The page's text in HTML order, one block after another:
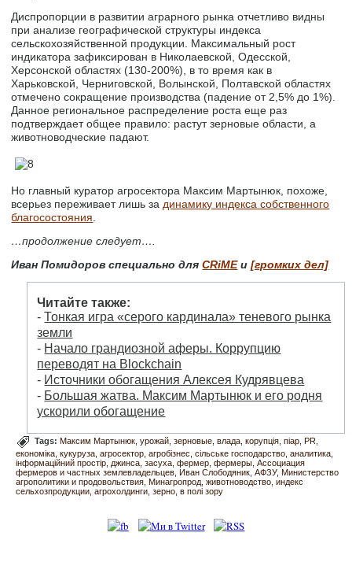
Диспропорции в развитии аграрного рынка отчетливо видны
при анализе географической структуры индекса
сельскохозяйственной продукции. Максимальный рост
индикатора зафиксирован в Николаевской, Одесской,
Херсонской областях (130-200%), в то время как в
Харьковской, Черниговской, Волынской, Полтавской областях
отмечено сокращение производства (падение от 2,5% до 1%).
Данное региональное распределение роста еще раз
подтверждает общее правило: растут зерновые области, а
животноводческие падают.
Но главный куратор агросектора Максим Мартынюк, похоже,
всерьез переживает лишь за динамику индекса собственного
благосостояния
…продолжение следует….
Иван Помидоров специально для CRiME и [громких дел]
Читайте также:
-Тонкая игра «серого кардинала» теневого рынка
земли
- Начало грандиозной аферы. Коррупцию
переводят на Blockchain
- Источники обогащения Алексея Кудрявцева
- Большая жатва. Максим Мартынюк и его родня
ускорили обогащение
Tags:Максим Мартынюк урожай зерновые влада корупція піар PR
економіка кукуруза агросектор агробізнес сільське господарство аналитика
інформаційний простір джинса засуха фермер фермеры Ассоциация
фермеров и частных землевладельцев Иван Слободяник АФЗУ Министерство
агрополитики и продовольствия Минагропрод животноводство индекс
сельхозпродукции агрохолдинги зерно в полі зору